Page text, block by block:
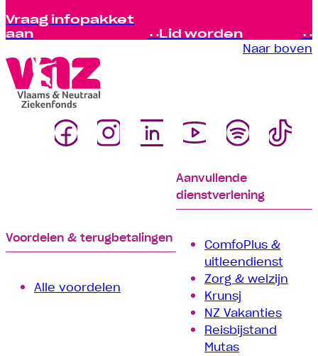
Vraag infopakket
aan Lid worden
Naar boven
Voordelen & terugbetalingen
Alle voordelen
Aanvullende
dienstverlening
ComfoPlus &
uitleendienst
Zorg & welzijn
Krunsj
NZ Vakanties
Reisbijstand
Mutas